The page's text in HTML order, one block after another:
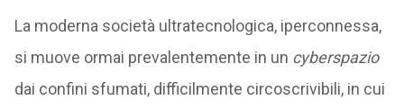
La moderna società ultratecnologica, iperconnessa,
si muove ormai prevalentemente in un cyberspazio
dai confini sfumati, difficilmente circoscrivibili, in cui